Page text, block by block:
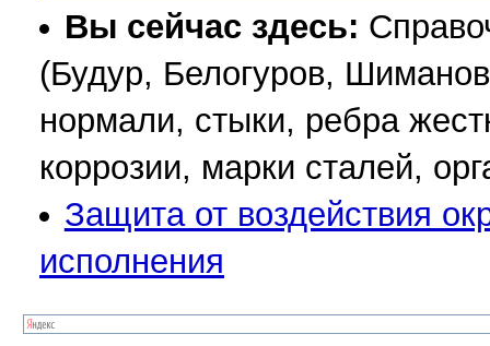
Вы сейчас здесь:
(Будур, Белогуров,
нормали, стыки, ребра
коррозии, марки сталей,
Защита от воздействия
исполнения